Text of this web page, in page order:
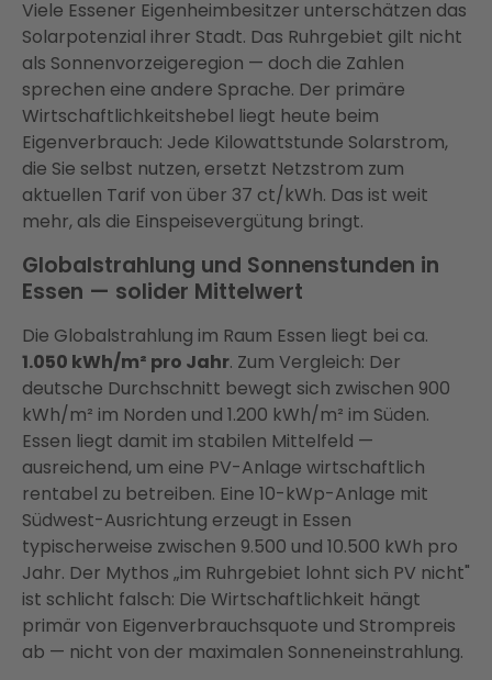
Viele Essener Eigenheimbesitzer unterschätzen das
Solarpotenzial ihrer Stadt. Das Ruhrgebiet gilt nicht
als Sonnenvorzeigeregion — doch die Zahlen
sprechen eine andere Sprache. Der primäre
Wirtschaftlichkeitshebel liegt heute beim
Eigenverbrauch: Jede Kilowattstunde Solarstrom,
die Sie selbst nutzen, ersetzt Netzstrom zum
aktuellen Tarif von über 37 ct/kWh. Das ist weit
mehr, als die Einspeisevergütung bringt.
Globalstrahlung und Sonnenstunden in
Essen — solider Mittelwert
Die Globalstrahlung im Raum Essen liegt bei ca.
1.050 kWh/m² pro Jahr. Zum Vergleich: Der
deutsche Durchschnitt bewegt sich zwischen 900
kWh/m² im Norden und 1.200 kWh/m² im Süden.
Essen liegt damit im stabilen Mittelfeld —
ausreichend, um eine PV-Anlage wirtschaftlich
rentabel zu betreiben. Eine 10-kWp-Anlage mit
Südwest-Ausrichtung erzeugt in Essen
typischerweise zwischen 9.500 und 10.500 kWh pro
Jahr. Der Mythos „im Ruhrgebiet lohnt sich PV nicht"
ist schlicht falsch: Die Wirtschaftlichkeit hängt
primär von Eigenverbrauchsquote und Strompreis
ab — nicht von der maximalen Sonneneinstrahlung.